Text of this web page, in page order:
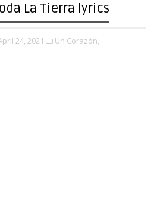
La Tierra lyrics
24, 2021 Un Corazón,